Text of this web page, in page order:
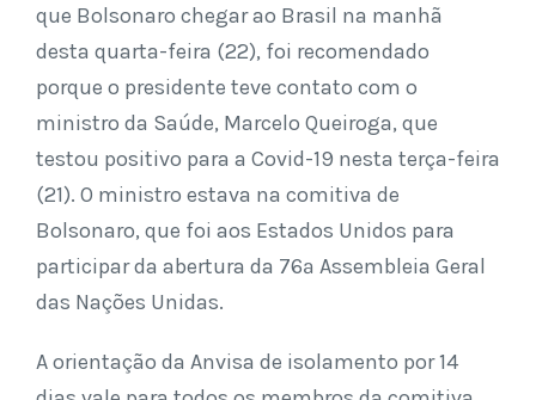
que Bolsonaro chegar ao Brasil na manhã
desta quarta-feira (22), foi recomendado
porque o presidente teve contato com o
ministro da Saúde, Marcelo Queiroga, que
testou positivo para a Covid-19 nesta terça-feira
(21). O ministro estava na comitiva de
Bolsonaro, que foi aos Estados Unidos para
participar da abertura da 76ª Assembleia Geral
das Nações Unidas.
A orientação da Anvisa de isolamento por 14